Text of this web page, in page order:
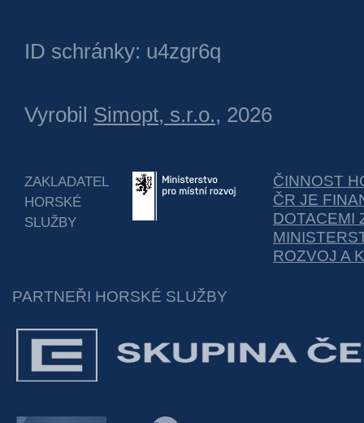
ID schránky: u4zgr6q
Vyrobil Simopt, s.r.o., 2026
ZAKLADATEL
HORSKÉ
SLUŽBY
ČINNOST
ČR JE
DOTACEMI
ROZVOJ A
PARTNEŘI HORSKÉ SLUŽBY